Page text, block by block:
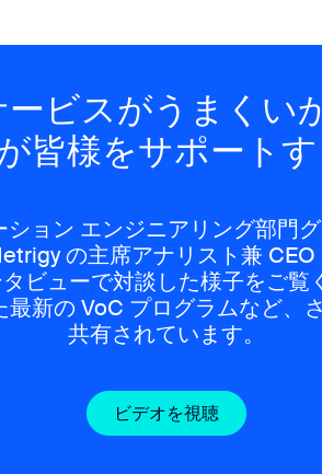
ビスがうまくい
皆様をサポート
ョン エンジニアリング部門
の主席アナリスト兼
ビューで対談した様子をご覧
最新の VoC プログラムなど、
共有されています。
ビデオを視聴